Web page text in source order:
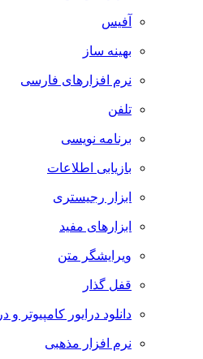
آفیس
بهینه ساز
نرم افزارهای فارسی
تلفن
برنامه نویسی
بازیابی اطلاعات
ابزار رجیستری
ابزارهای مفید
ویرایشگر متن
قفل گذار
دانلود درایور کامپیوتر و
نرم افزار مذهبی